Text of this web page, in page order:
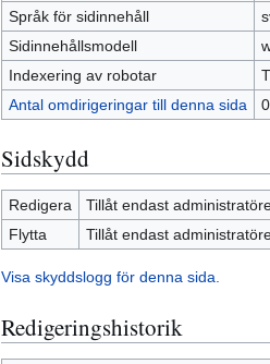
Språk för sidinnehåll
Sidinnehållsmodell
Indexering av robotar
Antal omdirigeringar till denna sida
0
Sidskydd
Redigera
Tillåt endast
Flytta
Tillåt endast
Visa skyddslogg för denna sida.
Redigeringshistorik